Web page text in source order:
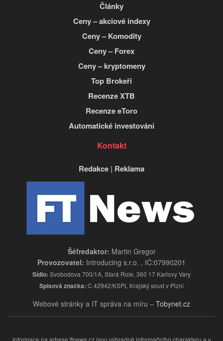
Články
Ceny – akciové indexy
Ceny – Komodity
Ceny – Forex
Ceny – kryptomeny
Top Brokeři
Recenze XTB
Recenze eToro
Automatické investování
Kontakt
Redakce | Reklama
Šéfredaktor: Martin Gregor
Provozovatel: Introducing s.r.o. , IČ:07990201
Sídlo: Svobodova 700/1A, Stará Role, 360 17 Karlovy Vary
Spisová značka: C 42942/KSPL Krajský soud v Plzni
Webové stránky a IT správa na míru – Tobynet.cz
Informace na adrese ftnews.cz jsou výhradně informačního charakteru a v